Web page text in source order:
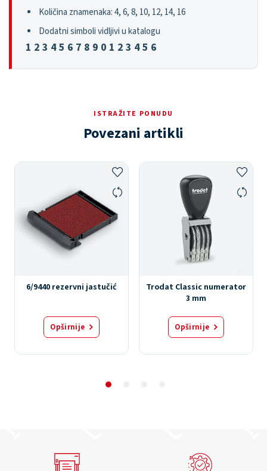
Količina znamenaka: 4, 6, 8, 10, 12, 14, 16
Dodatni simboli vidljivi u katalogu
1 2 3 4 5 6 7 8 9 0 1 2 3 4 5 6
ISTRAŽITE PONUDU
Povezani artikli
6/9440 rezervni jastučić
Opširnije
Trodat Classic numerator
3 mm
Opširnije